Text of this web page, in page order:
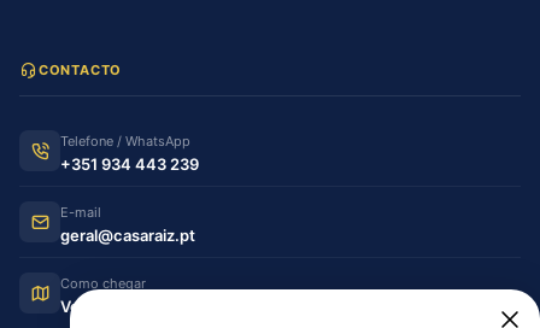
CONTACTO
Telefone / WhatsApp
+351 934 443 239
E-mail
geral@casaraiz.pt
Como chegar
Ver no Google Maps